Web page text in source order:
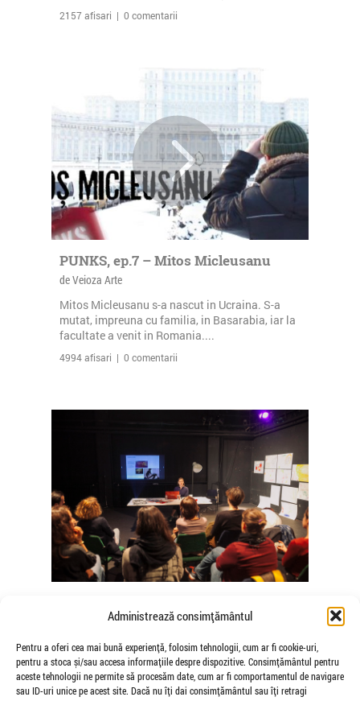
Administrează consimțământul
Pentru a oferi cea mai bună experiență, folosim tehnologii, cum ar fi cookie-uri,
pentru a stoca și/sau accesa informațiile despre dispozitive. Consimțământul pentru
aceste tehnologii ne permite să procesăm date, cum ar fi comportamentul de navigare
sau ID-uri unice pe acest site. Dacă nu îți dai consimțământul sau îți retragi
2157 afisari | 0 comentarii
PUNKS, ep.7 – Mitos Micleusanu
de Veioza Arte
Mitos Micleusanu s-a nascut in Ucraina. S-a
mutat, impreuna cu familia, in Basarabia, iar la
facultate a venit in Romania....
4994 afisari | 0 comentarii
Somatice susținute de coregrafele
Mădălina Dan și Valentina De Piante
Niculae
de Veioza Arte